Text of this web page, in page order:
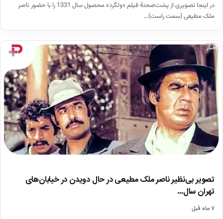
در اینجا تصویری از پشت‌صحنۀ فیلم «ولگرد» محصول سال 1331 را با حضور ناصر
ملک مطیعی (سمت راست)…
اخبار
تصویر بی‌نظیر ناصر ملک مطیعی در حال دویدن در خیابان‌های
تهران سال…
۷ ماه قبل